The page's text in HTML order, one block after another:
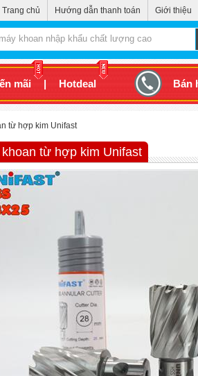
Trang chủ Hướng dẫn thanh toán Giới thiệu
mãi | Hotdeal Bán
từ hợp kim Unifast
khoan từ hợp kim Unifast